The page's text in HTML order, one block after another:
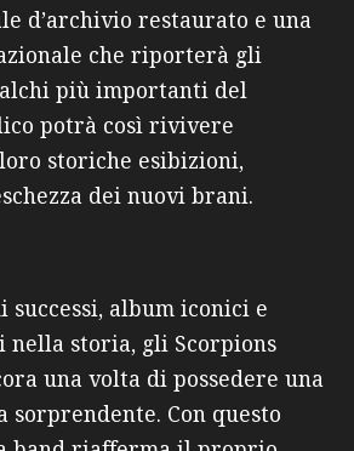
d’archivio restaurato e una
che riporterà gli
più importanti del
potrà così rivivere
storiche esibizioni,
dei nuovi brani.
successi, album iconici e
storia, gli Scorpions
una volta di possedere una
Con questo